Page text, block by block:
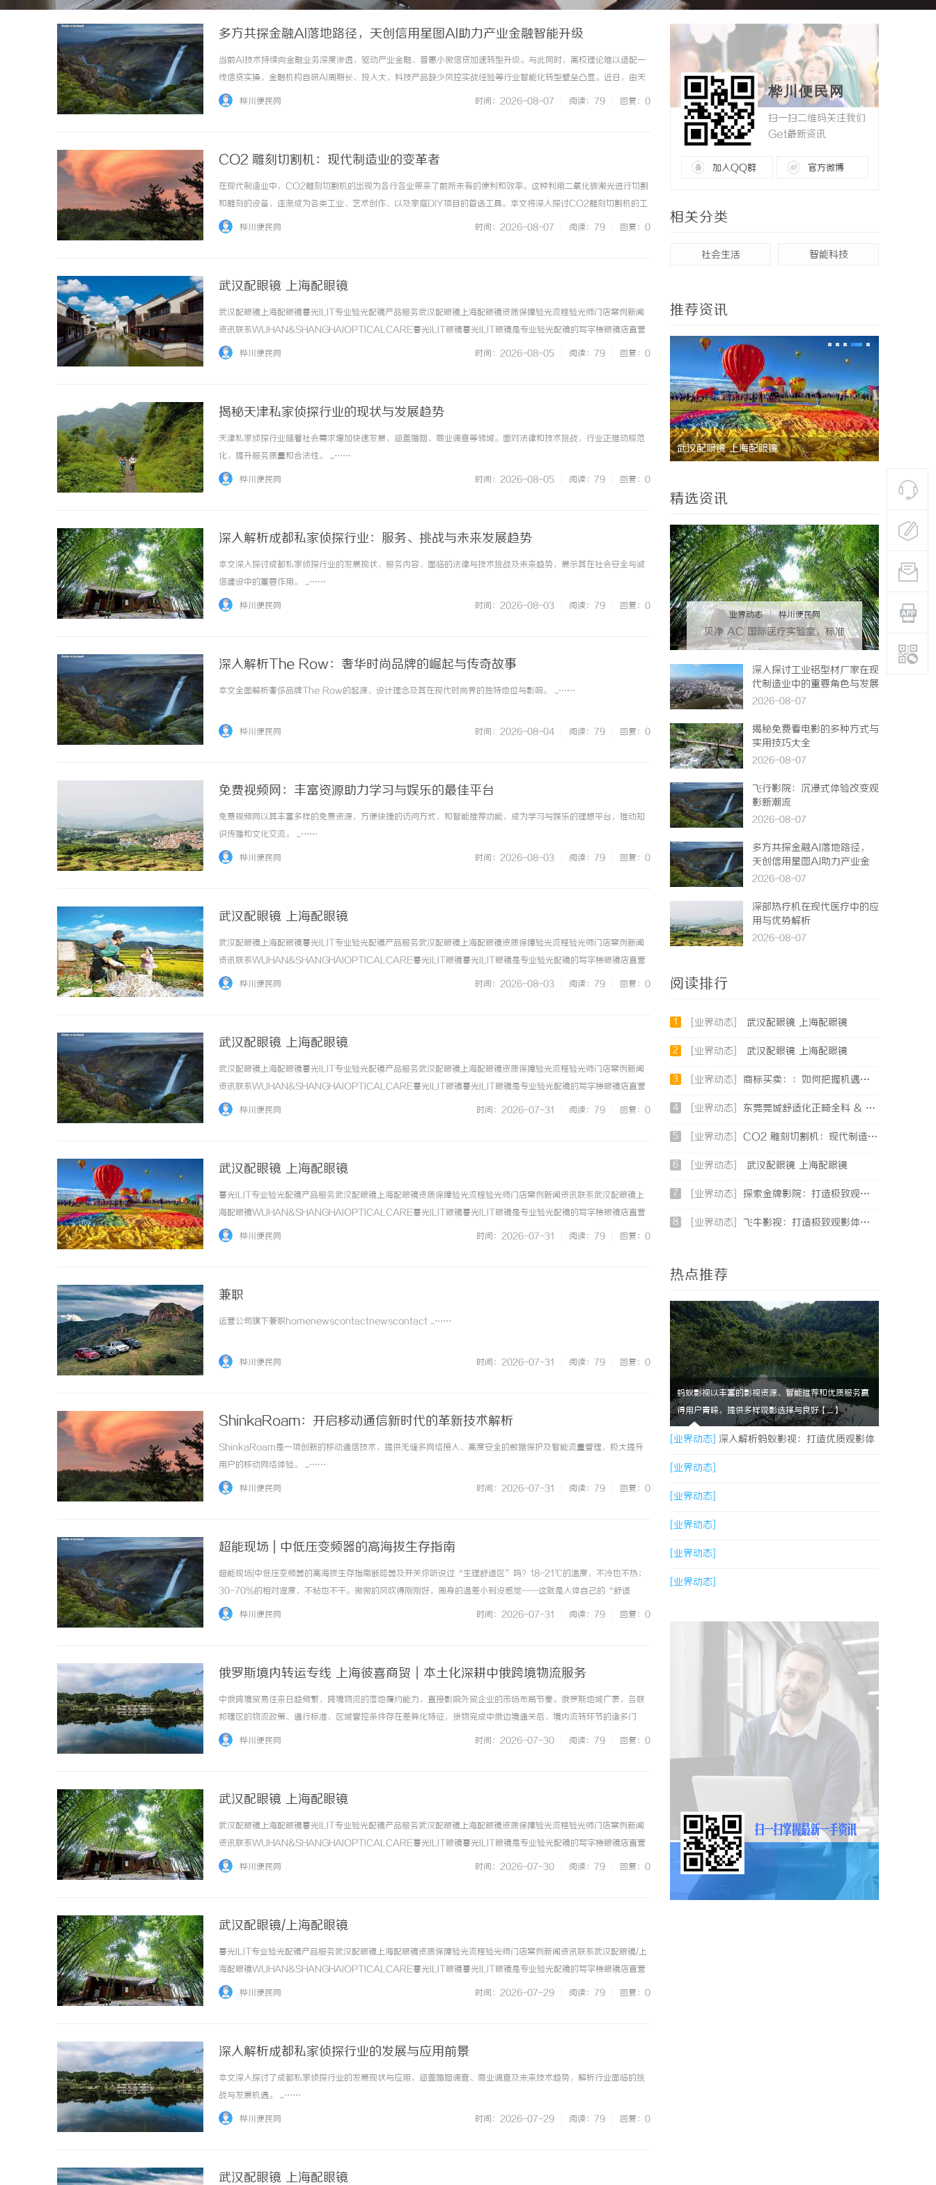
多方共探金融AI落地路径，天创信用星图AI助力产业金融智能升级
当前AI技术持续向金融业务深度渗透，驱动产业金融、普惠小微信贷加速转型升级。与此同时，高校理论难以适配一
线信贷实操，金融机构自研AI周期长、投入大，科技产品缺少风控实战经验等行业智能化转型壁垒凸显。近日，由天
创信用主办的2026AI驱动普惠及产业金融创新闭门交流会，搭建起“产业机构+科技企业+学术研究”三方共创交流
桦川便民网 时间：2026-08-07 阅读：79 回复：0
CO2 雕刻切割机：现代制造业的变革者
在现代制造业中，CO2雕刻切割机的出现为各行各业带来了前所未有的便利和效率。这种利用二氧化碳激光进行切割
和雕刻的设备，逐渐成为各类工业、艺术创作、以及家庭DIY项目的首选工具。本文将深入探讨CO2雕刻切割机的工
作原理、应用领域、优缺点，以及未来的发展趋势。一、CO2雕刻切割机的工作原理CO2雕刻切割机的核心技术是
桦川便民网 时间：2026-08-07 阅读：79 回复：0
武汉配眼镜 上海配眼镜
武汉配眼镜上海配眼镜暮光ILIT专业验光配镜产品服务武汉配眼镜上海配眼镜资质保障验光流程验光师门店案例新闻
资讯联系WUHAN&SHANGHAIOPTICALCARE暮光ILIT眼镜暮光ILIT眼镜是专业验光配镜的写字楼眼镜店直营
品牌，现于武汉与上海设有4家门店。以完整验光、正品镜片、透明价格和直营售后为基础，全场镜片40%-60%优
桦川便民网 时间：2026-08-05 阅读：79 回复：0
揭秘天津私家侦探行业的现状与发展趋势
天津私家侦探行业随着社会需求增加快速发展，涵盖婚姻、商业调查等领域。面对法律和技术挑战，行业正推动规范
化，提升服务质量和合法性。 ...……
桦川便民网 时间：2026-08-05 阅读：79 回复：0
深入解析成都私家侦探行业：服务、挑战与未来发展趋势
本文深入探讨成都私家侦探行业的发展现状、服务内容、面临的法律与技术挑战及未来趋势，展示其在社会安全与诚
信建设中的重要作用。 ...……
桦川便民网 时间：2026-08-03 阅读：79 回复：0
深入解析The Row：奢华时尚品牌的崛起与传奇故事
本文全面解析奢侈品牌The Row的起源、设计理念及其在现代时尚界的独特地位与影响。 ...……
桦川便民网 时间：2026-08-04 阅读：79 回复：0
免费视频网：丰富资源助力学习与娱乐的最佳平台
免费视频网以其丰富多样的免费资源，方便快捷的访问方式，和智能推荐功能，成为学习与娱乐的理想平台，推动知
识传播和文化交流。 ...……
桦川便民网 时间：2026-08-03 阅读：79 回复：0
武汉配眼镜 上海配眼镜
武汉配眼镜上海配眼镜暮光ILIT专业验光配镜产品服务武汉配眼镜上海配眼镜资质保障验光流程验光师门店案例新闻
资讯联系WUHAN&SHANGHAIOPTICALCARE暮光ILIT眼镜暮光ILIT眼镜是专业验光配镜的写字楼眼镜店直营
品牌，现于武汉与上海设有4家门店。以完整验光、正品镜片、透明价格和直营售后为基础，全场镜片40%-60%优
桦川便民网 时间：2026-08-03 阅读：79 回复：0
武汉配眼镜 上海配眼镜
武汉配眼镜上海配眼镜暮光ILIT专业验光配镜产品服务武汉配眼镜上海配眼镜资质保障验光流程验光师门店案例新闻
资讯联系WUHAN&SHANGHAIOPTICALCARE暮光ILIT眼镜暮光ILIT眼镜是专业验光配镜的写字楼眼镜店直营
品牌，现于武汉与上海设有4家门店。以完整验光、正品镜片、透明价格和直营售后为基础，全场镜片40%-60%优
桦川便民网 时间：2026-07-31 阅读：79 回复：0
武汉配眼镜 上海配眼镜
暮光ILIT专业验光配镜产品服务武汉配眼镜上海配眼镜资质保障验光流程验光师门店案例新闻资讯联系武汉配眼镜上
海配眼镜WUHAN&SHANGHAIOPTICALCARE暮光ILIT眼镜暮光ILIT眼镜是专业验光配镜的写字楼眼镜店直营
品牌，现于武汉与上海设有4家门店。以完整验光、正品镜片、透明价格和直营售后为基础，全场镜片40%-60%优
桦川便民网 时间：2026-07-31 阅读：79 回复：0
兼职
运营公司旗下兼职homenewscontactnewscontact ...……
桦川便民网 时间：2026-07-31 阅读：79 回复：0
ShinkaRoam：开启移动通信新时代的革新技术解析
ShinkaRoam是一项创新的移动通信技术，提供无缝多网络接入、高度安全的数据保护及智能流量管理，极大提升
用户的移动网络体验。 ...……
桦川便民网 时间：2026-07-31 阅读：79 回复：0
超能现场 | 中低压变频器的高海拔生存指南
超能现场|中低压变频器的高海拔生存指南断路器及开关你听说过“生理舒适区”吗？18-21℃的温度，不冷也不热；
30-70%的相对湿度，不粘也不干。微微的风吹得刚刚好，周身的温差小到没感觉——这就是人体自己的“舒适
区”。但这份舒适，会随着海拔的爬升，被一点点撕碎。在高海拔面前，人会高反，作为工业心脏的中低压变频器，
桦川便民网 时间：2026-07-31 阅读：79 回复：0
俄罗斯境内转运专线 上海彼喜商贸｜本土化深耕中俄跨境物流服务
中俄跨境贸易往来日趋频繁，跨境物流的落地履约能力，直接影响外贸企业的市场布局节奏。俄罗斯地域广袤，各联
邦辖区的物流政策、通行标准、区域管控条件存在差异化特征，货物完成中俄边境通关后，境内流转环节的诸多门
槛，成为不少跨境企业的运营难点。 ...……
桦川便民网 时间：2026-07-30 阅读：79 回复：0
武汉配眼镜 上海配眼镜
武汉配眼镜上海配眼镜暮光ILIT专业验光配镜产品服务武汉配眼镜上海配眼镜资质保障验光流程验光师门店案例新闻
资讯联系WUHAN&SHANGHAIOPTICALCARE暮光ILIT眼镜暮光ILIT眼镜是专业验光配镜的写字楼眼镜店直营
品牌，现于武汉与上海设有4家门店。以完整验光、正品镜片、透明价格和直营售后为基础，全场镜片40%-60%优
桦川便民网 时间：2026-07-30 阅读：79 回复：0
武汉配眼镜/上海配眼镜
暮光ILIT专业验光配镜产品服务武汉配眼镜上海配眼镜资质保障验光流程验光师门店案例新闻资讯联系武汉配眼镜/上
海配眼镜WUHAN&SHANGHAIOPTICALCARE暮光ILIT眼镜暮光ILIT眼镜是专业验光配镜的写字楼眼镜店直营
品牌，现于武汉与上海设有4家门店。以完整验光、正品镜片、透明价格和直营售后为基础，全场镜片40%-60%优
桦川便民网 时间：2026-07-29 阅读：79 回复：0
深入解析成都私家侦探行业的发展与应用前景
本文深入探讨了成都私家侦探行业的发展现状与应用，涵盖婚姻调查、商业调查及未来技术趋势，解析行业面临的挑
战与发展机遇。 ...……
桦川便民网 时间：2026-07-29 阅读：79 回复：0
武汉配眼镜 上海配眼镜
桦川便民网
扫一扫二维码关注我们
Get最新资讯
加入QQ群 官方微博
相关分类
社会生活 智能科技
推荐资讯
揭秘！专业充电桩项目软件开发商，究竟藏着
哪些行业秘诀？
深度解析槟榔招商策略与市场潜力全面指南 武汉配眼镜 上海配眼镜
精选资讯
业界动态 | 桦川便民网
贝净 AC 国际医疗实验室，标准
化研发体系全解析
深入探讨工业铝型材厂家在现
代制造业中的重要角色与发展
趋势
2026-08-07
揭秘免费看电影的多种方式与
实用技巧大全
2026-08-07
飞行影院：沉浸式体验改变观
影新潮流
2026-08-07
多方共探金融AI落地路径，
天创信用星图AI助力产业金
融智能升级
2026-08-07
深部热疗机在现代医疗中的应
用与优势解析
2026-08-07
阅读排行
1 [业界动态] 武汉配眼镜 上海配眼镜
2 [业界动态] 武汉配眼镜 上海配眼镜
3 [业界动态] 商标买卖：：如何把握机遇与规避风险
4 [业界动态] 东莞莞城舒适化正畸全科 & 无痛种牙就诊避坑攻略
5 [业界动态] CO2 雕刻切割机：现代制造业的变革者
6 [业界动态] 武汉配眼镜 上海配眼镜
7 [业界动态] 探索金牌影院：打造极致观影体验的现代影院典范
8 [业界动态] 飞牛影视：打造极致观影体验的影视娱乐平台
热点推荐
蚂蚁影视以丰富的影视资源、智能推荐和优质服务赢
得用户青睐，提供多样观影选择与良好【....】
[业界动态] 深入解析蚂蚁影视：打造优质观影体
验的领先平台
[业界动态]
[业界动态]
[业界动态]
[业界动态]
[业界动态]